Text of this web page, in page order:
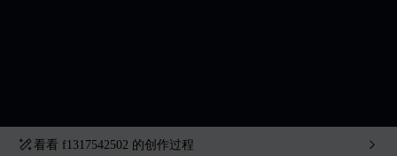
看看 f1317542502 的创作过程